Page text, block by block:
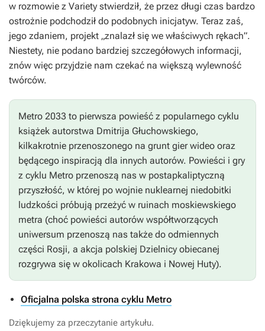
w rozmowie z Variety stwierdził, że przez długi czas bardzo
ostrożnie podchodził do podobnych inicjatyw. Teraz zaś,
jego zdaniem, projekt „znalazł się we właściwych rękach”.
Niestety, nie podano bardziej szczegółowych informacji,
znów więc przyjdzie nam czekać na większą wylewność
twórców.
Metro 2033 to pierwsza powieść z popularnego cyklu
książek autorstwa Dmitrija Głuchowskiego,
kilkakrotnie przenoszonego na grunt gier wideo oraz
będącego inspiracją dla innych autorów. Powieści i gry
z cyklu Metro przenoszą nas w postapkaliptyczną
przyszłość, w której po wojnie nuklearnej niedobitki
ludzkości próbują przeżyć w ruinach moskiewskiego
metra (choć powieści autorów współtworzących
uniwersum przenoszą nas także do odmiennych
części Rosji, a akcja polskiej Dzielnicy obiecanej
rozgrywa się w okolicach Krakowa i Nowej Huty).
Oficjalna polska strona cyklu Metro
Dziękujemy za przeczytanie artykułu.